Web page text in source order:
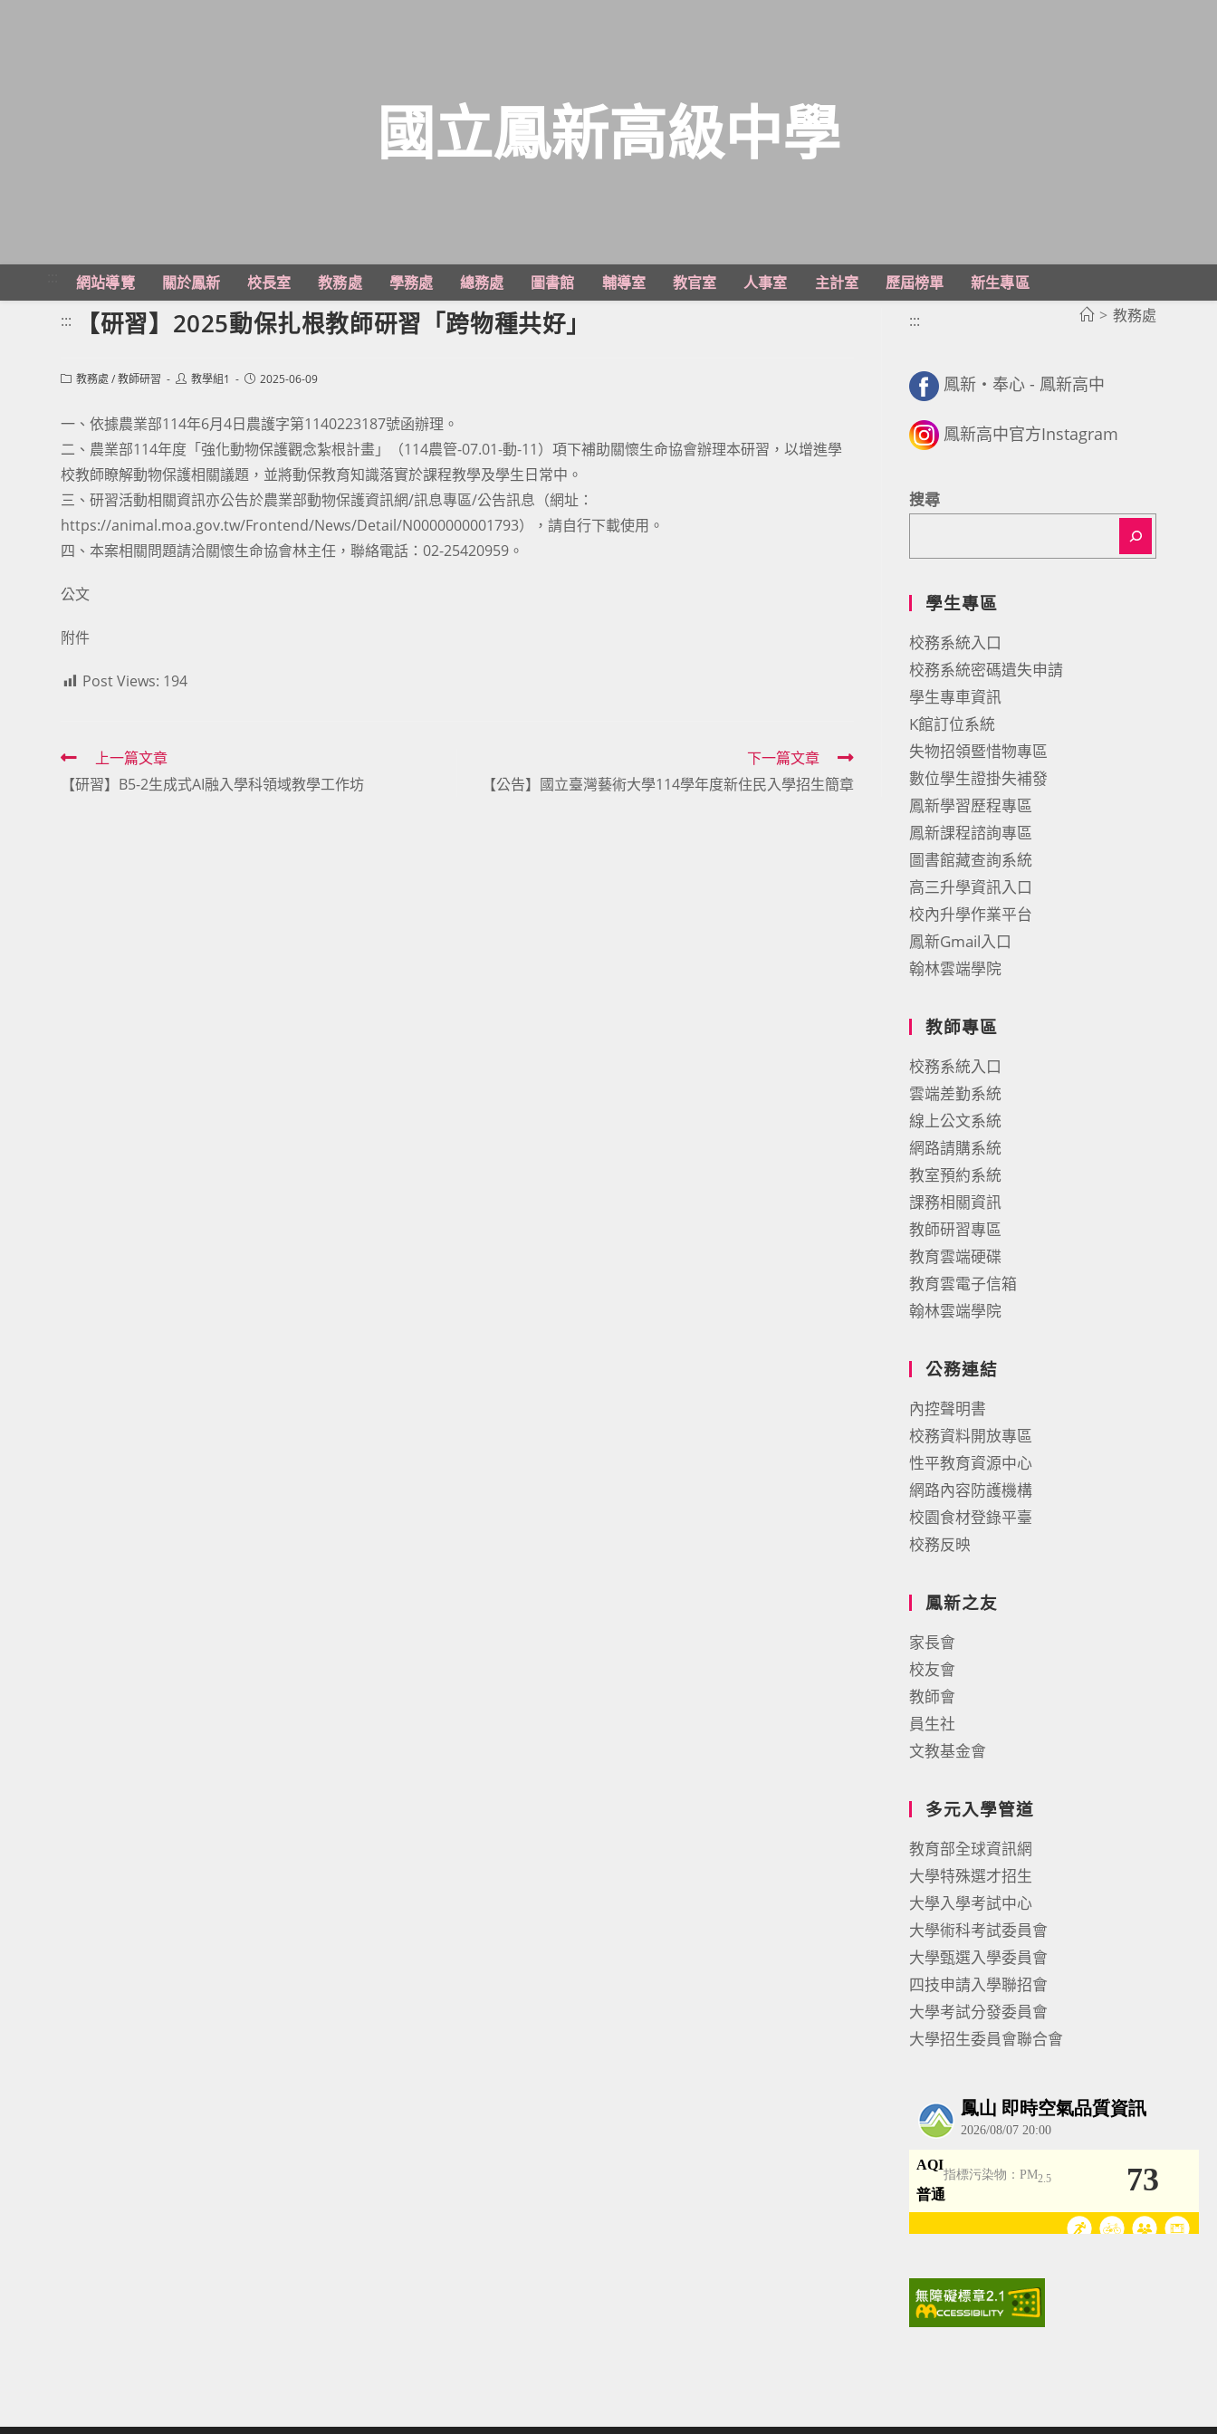
主
國立鳳新高級中學
網站導覽 關於鳳新 校長室 教務處 學務處 總務處 圖書館 輔導室 教官室 人事室 主計室 歷屆榜單
新生專區
> 教務處
::: 【研習】2025動保扎根教師研習「跨物種共好」
Post教務處 /教師研習
Post教學組1
Post2025-06-09
一、依據農業部114年6月4日農護字第1140223187號函辦理。
二、農業部114年度「強化動物保護觀念紮根計畫」（114農管-07.01-動-11）項下補助關懷生命協會辦理本研習，以增進學
校教師瞭解動物保護相關議題，並將動保教育知識落實於課程教學及學生日常中。
三、研習活動相關資訊亦公告於農業部動物保護資訊網/訊息專區/公告訊息（網址：
https://animal.moa.gov.tw/Frontend/News/Detail/N0000000001793），請自行下載使用。
四、本案相關問題請洽關懷生命協會林主任，聯絡電話：02-25420959。
公文
附件
Post Views: 194
Read
more
上一篇文章
【研習】B5-2生成式AI融入學科領域教學工作坊
下一篇文章
【公告】國立臺灣藝術大學114學年度新住民入學招生簡章
:::
鳳新・奉心 - 鳳新高中
鳳新高中官方Instagram
搜尋
學生專區
校務系統入口
校務系統密碼遺失申請
學生專車資訊
K館訂位系統
失物招領暨惜物專區
數位學生證掛失補發
鳳新學習歷程專區
鳳新課程諮詢專區
圖書館藏查詢系統
高三升學資訊入口
校內升學作業平台
鳳新Gmail入口
翰林雲端學院
教師專區
校務系統入口
雲端差勤系統
線上公文系統
網路請購系統
教室預約系統
課務相關資訊
教師研習專區
教育雲端硬碟
教育雲電子信箱
翰林雲端學院
公務連結
內控聲明書
校務資料開放專區
性平教育資源中心
網路內容防護機構
校園食材登錄平臺
校務反映
鳳新之友
家長會
校友會
教師會
員生社
文教基金會
多元入學管道
教育部全球資訊網
大學特殊選才招生
大學入學考試中心
大學術科考試委員會
大學甄選入學委員會
四技申請入學聯招會
大學考試分發委員會
大學招生委員會聯合會